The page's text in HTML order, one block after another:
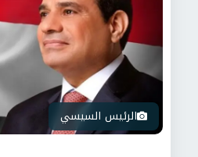
الرئيس السيسي